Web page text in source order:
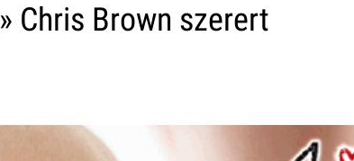
» Chris Brown szerert